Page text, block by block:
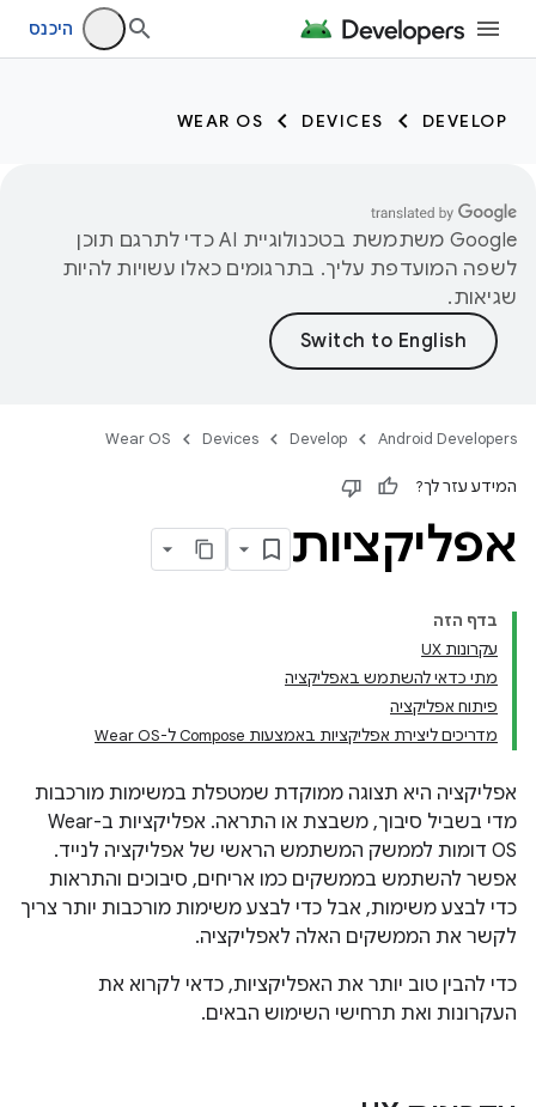
היכנס
DEVELOP
DEVICES
WEAR OS
‫Google משתמשת בטכנולוגיית AI כדי לתרגם תוכן
לשפה המועדפת עליך. בתרגומים כאלו עשויות להיות
שגיאות.
Android Developers
Develop
Devices
Wear OS
המידע עזר לך?
אפליקציות
בדף הזה
עקרונות UX
מתי כדאי להשתמש באפליקציה
פיתוח אפליקציה
מדריכים ליצירת אפליקציות באמצעות Compose ל-Wear OS
אפליקציה היא תצוגה ממוקדת שמטפלת במשימות מורכבות
מדי בשביל סיבוך, משבצת או התראה. אפליקציות ב-Wear
OS דומות לממשק המשתמש הראשי של אפליקציה לנייד.
אפשר להשתמש בממשקים כמו אריחים, סיבוכים והתראות
כדי לבצע משימות, אבל כדי לבצע משימות מורכבות יותר צריך
לקשר את הממשקים האלה לאפליקציה.
כדי להבין טוב יותר את האפליקציות, כדאי לקרוא את
העקרונות ואת תרחישי השימוש הבאים.